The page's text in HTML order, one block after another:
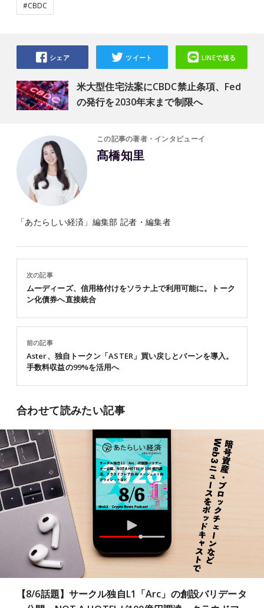
#CBDC
米大型住宅法案にCBDC禁止条項、Fed
の発行を2030年末まで制限へ
シェア ツイート LINEで送る
この記事の著者・インタビューイ
髙橋知里
「あたらしい経済」編集部 記者・編集者
前の記事
Aster、独自トークン「ASTER」買い戻しとバーンを導入。
手数料収益の99%を活用へ
次の記事
ムーディーズ、信用格付けをソラナ上で利用可能に。トーク
ン化債券へ直接統合
合わせて読みたい記事
【8/6話題】サークル独自L1「Arc」の創設バリデータ